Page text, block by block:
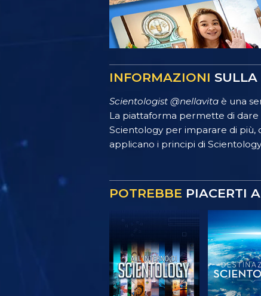
INFORMAZIONI SULLA
Scientologist @nellavita è una
La piattaforma permette di dare
Scientology per imparare di più,
applicano i principi di
POTREBBE PIACERTI